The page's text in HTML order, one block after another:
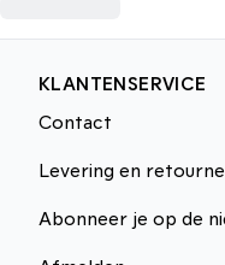
KLANTENSERVICE
Contact
Levering en
Abonneer je op de